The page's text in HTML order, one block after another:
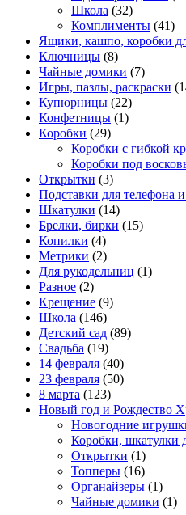
Школа (32)
Комплименты (41)
Ящики, кашпо, коробки
Ключницы (8)
Чайные домики (7)
Игры, пазлы, раскраски
Купюрницы (22)
Конфетницы (1)
Коробки (29)
Коробки с гибкой
Коробки под
Открытки (3)
Подставки для телефона
Шкатулки (14)
Брелки, бирки (15)
Копилки (4)
Метрики (2)
Для рукодельниц (1)
Разное (2)
Крещение (9)
Школа (146)
Детский сад (89)
Свадьба (19)
14 февраля (40)
23 февраля (50)
8 марта (123)
Новый год и Рождество
Новогодние
Коробки, шкатулки
Открытки (1)
Топперы (16)
Органайзеры (1)
Чайные домики (1)